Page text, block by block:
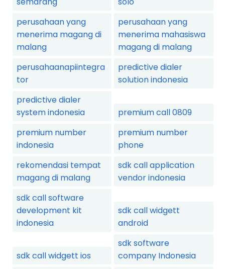
perusahaan yang
menerima magang di
malang
perusahaan yang
menerima mahasiswa
magang di malang
perusahaanapiintegra
tor
predictive dialer
solution indonesia
predictive dialer
system indonesia
premium call 0809
premium number
indonesia
premium number
phone
rekomendasi tempat
magang di malang
sdk call application
vendor indonesia
sdk call software
development kit
indonesia
sdk call widgett
android
sdk call widgett ios
sdk software
company Indonesia